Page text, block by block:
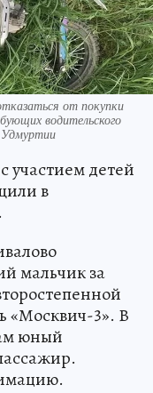
от покупки
водительского
Удмуртии
участием детей
в
мальчик за
«Москвич-3». В
юный